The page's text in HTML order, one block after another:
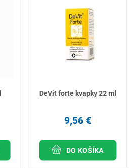
DeVit forte kvapky 22 ml
9,56 €
DO KOŠÍKA